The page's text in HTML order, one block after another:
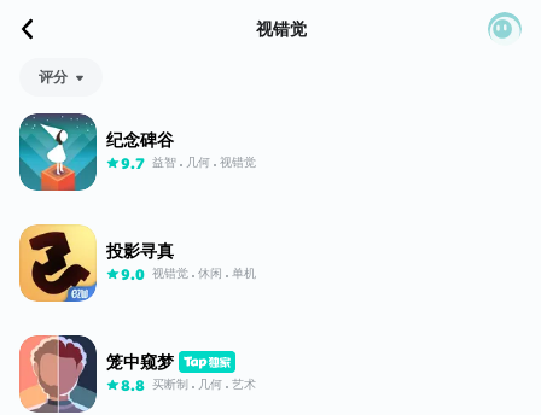
视错觉
评分
纪念碑谷
9.7 益智 几何 视错觉
投影寻真
9.0 视错觉 休闲 单机
笼中窥梦
8.8 买断制 几何 艺术